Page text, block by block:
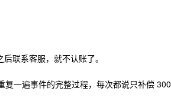
联系客服，就不认账了。
一遍事件的完整过程，每次都说只补偿 300